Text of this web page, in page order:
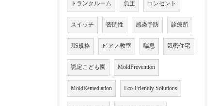
トランクルーム 負圧 コンセント
スイッチ 密閉性 感染予防 診療所
JIS規格 ピアノ教室 喘息 気密住宅
認定こども園 MoldPrevention
MoldRemediation Eco-Friendly Solutions